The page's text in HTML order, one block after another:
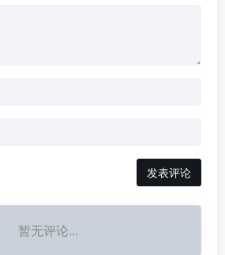
发表评论
暂无评论...